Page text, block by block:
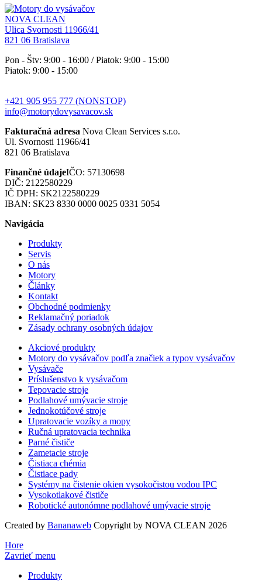
NOVA CLEAN
Ulica Svornosti 11966/41
821 06 Bratislava
Pon - Štv: 9:00 - 16:00 / Piatok: 9:00 - 15:00
Piatok: 9:00 - 15:00
+421 905 955 777 (NONSTOP)
info@motorydovysavacov.sk
Fakturačná adresa Nova Clean Services s.r.o.
Ul. Svornosti 11966/41
821 06 Bratislava
Finančné údajeIČO: 57130698
DIČ: 2122580229
IČ DPH: SK2122580229
IBAN: SK23 8330 0000 0025 0331 5054
Navigácia
Produkty
Servis
O nás
Motory
Články
Kontakt
Obchodné podmienky
Reklamačný poriadok
Zásady ochrany osobných údajov
Akciové produkty
Motory do vysávačov podľa značiek a typov vysávačov
Vysávače
Príslušenstvo k vysávačom
Tepovacie stroje
Podlahové umývacie stroje
Jednokotúčové stroje
Upratovacie vozíky a mopy
Ručná upratovacia technika
Parné čističe
Zametacie stroje
Čistiaca chémia
Čistiace pady
Systémy na čistenie okien vysokočistou vodou IPC
Vysokotlakové čističe
Robotické autonómne podlahové umývacie stroje
Created by Bananaweb Copyright by NOVA CLEAN 2026
Hore
Zavrieť menu
Produkty